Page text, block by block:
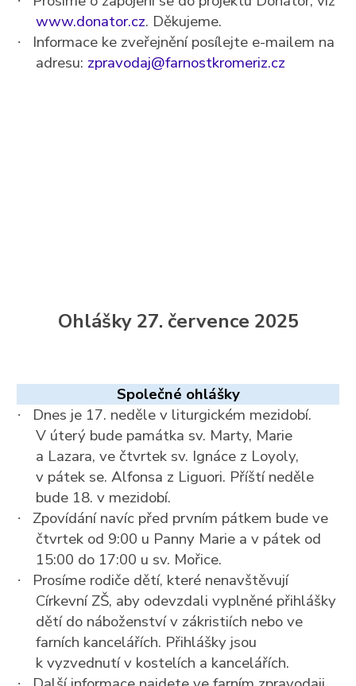
www.donator.cz. Děkujeme.
·
Informace ke zveřejnění posílejte e-mailem na
adresu: zpravodaj@farnostkromeriz.cz
Ohlášky 27. července 2025
Společné ohlášky
·
Dnes je 17. neděle v liturgickém mezidobí.
V úterý bude památka sv. Marty, Marie
a Lazara, ve čtvrtek sv. Ignáce z Loyoly,
v pátek se. Alfonsa z Liguori. Příští neděle
bude 18. v mezidobí.
·
Zpovídání navíc před prvním pátkem bude ve
čtvrtek od 9:00 u Panny Marie a v pátek od
15:00 do 17:00 u sv. Mořice.
·
Prosíme rodiče dětí, které nenavštěvují
Církevní ZŠ, aby odevzdali vyplněné přihlášky
dětí do náboženství v zákristiích nebo ve
farních kancelářích. Přihlášky jsou
k vyzvednutí v kostelích a kancelářích.